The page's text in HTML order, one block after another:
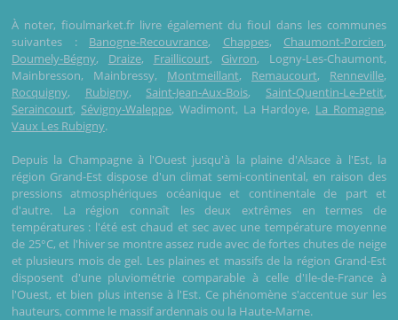
À noter, fioulmarket.fr livre également du fioul dans les communes
suivantes : Banogne-Recouvrance, Chappes, Chaumont-Porcien,
Doumely-Bégny, Draize, Fraillicourt, Givron, Logny-Les-Chaumont,
Mainbresson, Mainbressy, Montmeillant, Remaucourt, Renneville,
Rocquigny, Rubigny, Saint-Jean-Aux-Bois, Saint-Quentin-Le-Petit,
Seraincourt, Sévigny-Waleppe, Wadimont, La Hardoye, La Romagne,
Vaux Les Rubigny.
Depuis la Champagne à l'Ouest jusqu'à la plaine d'Alsace à l'Est, la
région Grand-Est dispose d'un climat semi-continental, en raison des
pressions atmosphériques océanique et continentale de part et
d'autre. La région connaît les deux extrêmes en termes de
températures : l'été est chaud et sec avec une température moyenne
de 25°C, et l'hiver se montre assez rude avec de fortes chutes de neige
et plusieurs mois de gel. Les plaines et massifs de la région Grand-Est
disposent d'une pluviométrie comparable à celle d'Ile-de-France à
l'Ouest, et bien plus intense à l'Est. Ce phénomène s'accentue sur les
hauteurs, comme le massif ardennais ou la Haute-Marne.